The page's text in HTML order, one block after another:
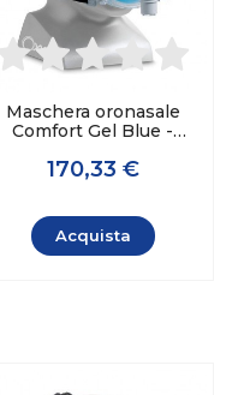
Maschera oronasale
Comfort Gel Blue -
170,33 €
Acquista